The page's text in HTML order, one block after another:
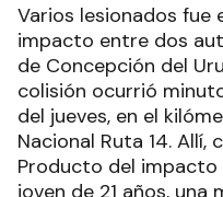
Varios lesionados fue
impacto entre dos
de Concepción del
colisión ocurrió
del jueves, en el
Nacional Ruta 14. Allí,
Producto del
joven de 21 años,